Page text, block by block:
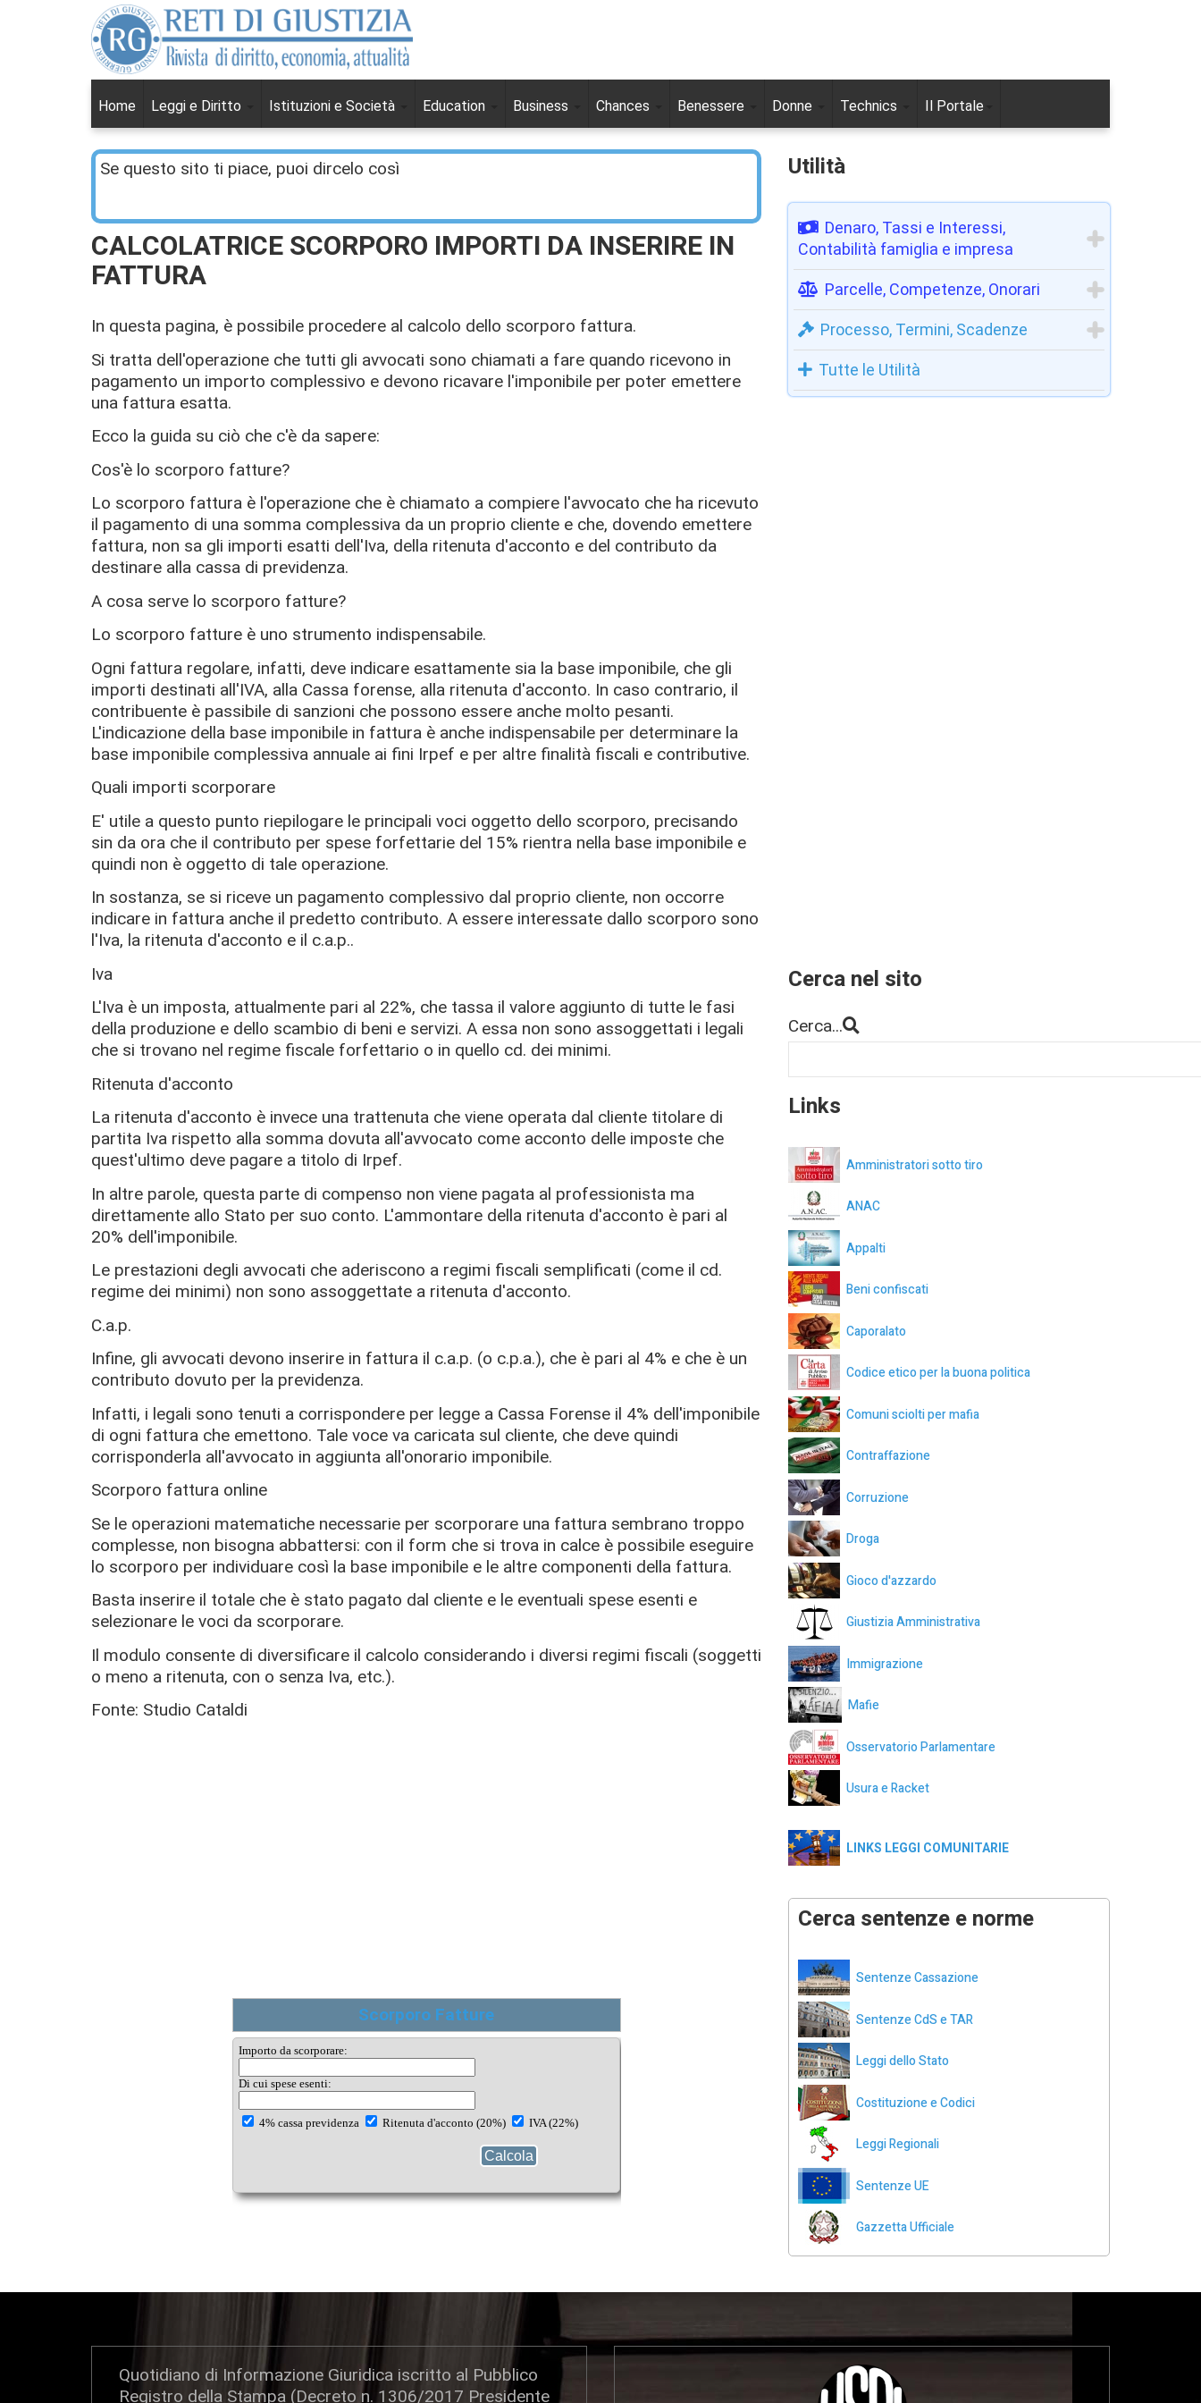
Home Leggi e Diritto Istituzioni e Società Education Business Chances Benessere Donne Technics Il Portale
Se questo sito ti piace, puoi dircelo così
CALCOLATRICE SCORPORO IMPORTI DA INSERIRE IN
FATTURA
In questa pagina, è possibile procedere al calcolo dello scorporo fattura.
Si tratta dell'operazione che tutti gli avvocati sono chiamati a fare quando ricevono in
pagamento un importo complessivo e devono ricavare l'imponibile per poter emettere
una fattura esatta.
Ecco la guida su ciò che c'è da sapere:
Cos'è lo scorporo fatture?
Lo scorporo fattura è l'operazione che è chiamato a compiere l'avvocato che ha ricevuto
il pagamento di una somma complessiva da un proprio cliente e che, dovendo emettere
fattura, non sa gli importi esatti dell'Iva, della ritenuta d'acconto e del contributo da
destinare alla cassa di previdenza.
A cosa serve lo scorporo fatture?
Lo scorporo fatture è uno strumento indispensabile.
Ogni fattura regolare, infatti, deve indicare esattamente sia la base imponibile, che gli
importi destinati all'IVA, alla Cassa forense, alla ritenuta d'acconto. In caso contrario, il
contribuente è passibile di sanzioni che possono essere anche molto pesanti.
L'indicazione della base imponibile in fattura è anche indispensabile per determinare la
base imponibile complessiva annuale ai fini Irpef e per altre finalità fiscali e contributive.
Quali importi scorporare
E' utile a questo punto riepilogare le principali voci oggetto dello scorporo, precisando
sin da ora che il contributo per spese forfettarie del 15% rientra nella base imponibile e
quindi non è oggetto di tale operazione.
In sostanza, se si riceve un pagamento complessivo dal proprio cliente, non occorre
indicare in fattura anche il predetto contributo. A essere interessate dallo scorporo sono
l'Iva, la ritenuta d'acconto e il c.a.p..
Iva
L'Iva è un imposta, attualmente pari al 22%, che tassa il valore aggiunto di tutte le fasi
della produzione e dello scambio di beni e servizi. A essa non sono assoggettati i legali
che si trovano nel regime fiscale forfettario o in quello cd. dei minimi.
Ritenuta d'acconto
La ritenuta d'acconto è invece una trattenuta che viene operata dal cliente titolare di
partita Iva rispetto alla somma dovuta all'avvocato come acconto delle imposte che
quest'ultimo deve pagare a titolo di Irpef.
In altre parole, questa parte di compenso non viene pagata al professionista ma
direttamente allo Stato per suo conto. L'ammontare della ritenuta d'acconto è pari al
20% dell'imponibile.
Le prestazioni degli avvocati che aderiscono a regimi fiscali semplificati (come il cd.
regime dei minimi) non sono assoggettate a ritenuta d'acconto.
C.a.p.
Infine, gli avvocati devono inserire in fattura il c.a.p. (o c.p.a.), che è pari al 4% e che è un
contributo dovuto per la previdenza.
Infatti, i legali sono tenuti a corrispondere per legge a Cassa Forense il 4% dell'imponibile
di ogni fattura che emettono. Tale voce va caricata sul cliente, che deve quindi
corrisponderla all'avvocato in aggiunta all'onorario imponibile.
Scorporo fattura online
Se le operazioni matematiche necessarie per scorporare una fattura sembrano troppo
complesse, non bisogna abbattersi: con il form che si trova in calce è possibile eseguire
lo scorporo per individuare così la base imponibile e le altre componenti della fattura.
Basta inserire il totale che è stato pagato dal cliente e le eventuali spese esenti e
selezionare le voci da scorporare.
Il modulo consente di diversificare il calcolo considerando i diversi regimi fiscali (soggetti
o meno a ritenuta, con o senza Iva, etc.).
Fonte: Studio Cataldi
Scorporo Fatture
Utilità
Denaro, Tassi e Interessi,
Contabilità famiglia e impresa
Parcelle, Competenze, Onorari
Processo, Termini, Scadenze
Tutte le Utilità
Cerca nel sito
Cerca...
Links
Amministratori sotto tiro
ANAC
Appalti
Beni confiscati
Caporalato
Codice etico per la buona politica
Comuni sciolti per mafia
Contraffazione
Corruzione
Droga
Gioco d'azzardo
Giustizia Amministrativa
Immigrazione
Mafie
Osservatorio Parlamentare
Usura e Racket
LINKS LEGGI COMUNITARIE
Cerca sentenze e norme
Sentenze Cassazione
Sentenze CdS e TAR
Leggi dello Stato
Costituzione e Codici
Leggi Regionali
Sentenze UE
Gazzetta Ufficiale
Quotidiano di Informazione Giuridica iscritto al Pubblico
Registro della Stampa (Decreto n. 1306/2017 Presidente